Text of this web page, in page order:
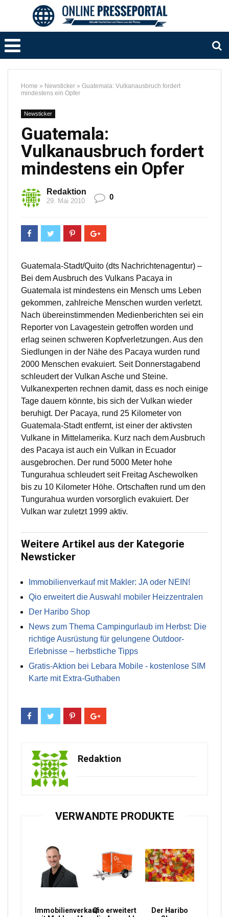
Home » Newsticker » Guatemala: Vulkanausbruch fordert
mindestens ein Opfer
Newsticker
Guatemala:
Vulkanausbruch fordert
mindestens ein Opfer
Redaktion
29. Mai 2010 0
Guatemala-Stadt/Quito (dts Nachrichtenagentur) –
Bei dem Ausbruch des Vulkans Pacaya in
Guatemala ist mindestens ein Mensch ums Leben
gekommen, zahlreiche Menschen wurden verletzt.
Nach übereinstimmenden Medienberichten sei ein
Reporter von Lavagestein getroffen worden und
erlag seinen schweren Kopfverletzungen. Aus den
Siedlungen in der Nähe des Pacaya wurden rund
2000 Menschen evakuiert. Seit Donnerstagabend
schleudert der Vulkan Asche und Steine.
Vulkanexperten rechnen damit, dass es noch einige
Tage dauern könnte, bis sich der Vulkan wieder
beruhigt. Der Pacaya, rund 25 Kilometer von
Guatemala-Stadt entfernt, ist einer der aktivsten
Vulkane in Mittelamerika. Kurz nach dem Ausbruch
des Pacaya ist auch ein Vulkan in Ecuador
ausgebrochen. Der rund 5000 Meter hohe
Tungurahua schleudert seit Freitag Aschewolken
bis zu 10 Kilometer Höhe. Ortschaften rund um den
Tungurahua wurden vorsorglich evakuiert. Der
Vulkan war zuletzt 1999 aktiv.
Weitere Artikel aus der Kategorie
Newsticker
Immobilienverkauf mit Makler: JA oder NEIN!
Qio erweitert die Auswahl mobiler Heizzentralen
Der Haribo Shop
News zum Thema Campingurlaub im Herbst: Die
richtige Ausrüstung für gelungene Outdoor-
Erlebnisse – herbstliche Tipps
Gratis-Aktion bei Lebara Mobile - kostenlose SIM
Karte mit Extra-Guthaben
Redaktion
VERWANDTE PRODUKTE
ImmobilienverkaufQio erweitert
Der Haribo